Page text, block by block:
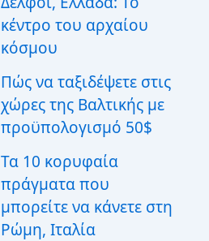
ι
α
κέντρο του αρχαίου
κόσμου
Πώς να ταξιδέψετε στις
χώρες της Βαλτικής με
προϋπολογισμό 50$
Τα 10 κορυφαία
πράγματα που
μπορείτε να κάνετε στη
Ρώμη, Ιταλία